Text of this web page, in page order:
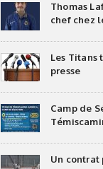
Thomas
chef chez
Les Titans
presse
Camp de
Un contrat